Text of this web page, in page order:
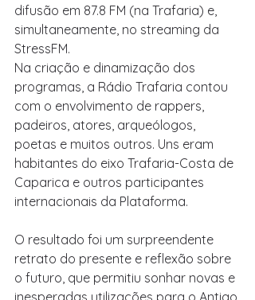
difusão em 87.8 FM (na Trafaria) e,
simultaneamente, no streaming da
StressFM.
Na criação e dinamização dos
programas, a Rádio Trafaria contou
com o envolvimento de rappers,
padeiros, atores, arqueólogos,
poetas e muitos outros. Uns eram
habitantes do eixo Trafaria-Costa de
Caparica e outros participantes
internacionais da Plataforma.
O resultado foi um surpreendente
retrato do presente e reflexão sobre
o futuro, que permitiu sonhar novas e
inesperadas utilizações para o Antigo